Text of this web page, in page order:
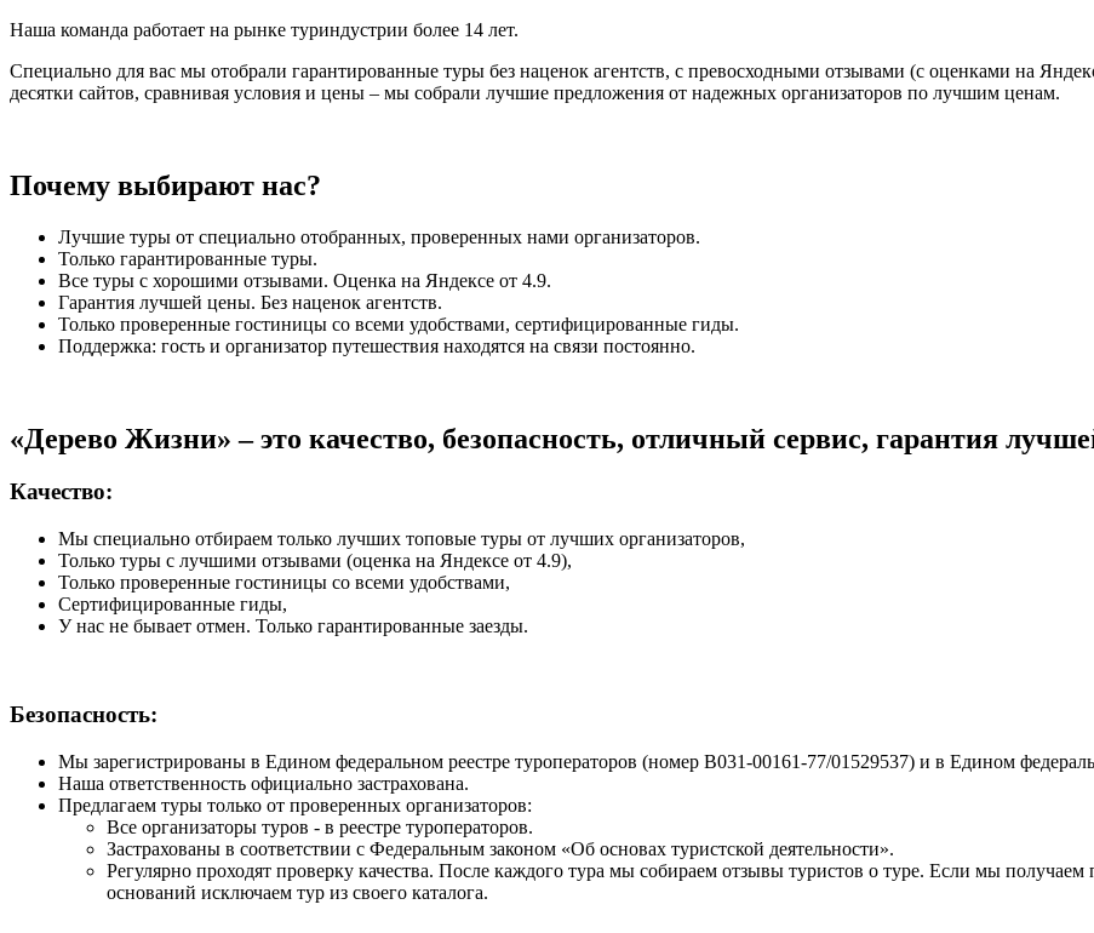
Наша команда работает на рынке туриндустрии более 14 лет.
Специально для вас мы отобрали гарантированные туры без наценок агентств, с превосходными отзывами (с оценками на
десятки сайтов, сравнивая условия и цены – мы собрали лучшие предложения от надежных организаторов по лучшим ценам.
Почему выбирают нас?
Лучшие туры от специально отобранных, проверенных нами организаторов.
Только гарантированные туры.
Все туры с хорошими отзывами. Оценка на Яндексе от 4.9.
Гарантия лучшей цены. Без наценок агентств.
Только проверенные гостиницы со всеми удобствами, сертифицированные гиды.
Поддержка: гость и организатор путешествия находятся на связи постоянно.
«Дерево Жизни» – это качество, безопасность, отличный сервис, гарантия
Качество:
Мы специально отбираем только лучших топовые туры от лучших организаторов,
Только туры с лучшими отзывами (оценка на Яндексе от 4.9),
Только проверенные гостиницы со всеми удобствами,
Сертифицированные гиды,
У нас не бывает отмен. Только гарантированные заезды.
Безопасность:
Мы зарегистрированы в Едином федеральном реестре туроператоров (номер В031-00161-77/01529537) и в Едином
Наша ответственность официально застрахована.
Предлагаем туры только от проверенных организаторов:
Все организаторы туров - в реестре туроператоров.
Застрахованы в соответствии с Федеральным законом «Об основах туристской деятельности».
Регулярно проходят проверку качества. После каждого тура мы собираем отзывы туристов о туре. Если мы
оснований исключаем тур из своего каталога.